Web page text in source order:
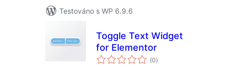
Testováno s WP 6.9.6
Toggle Text Widget
for Elementor
(0celkové
hodnocení
)